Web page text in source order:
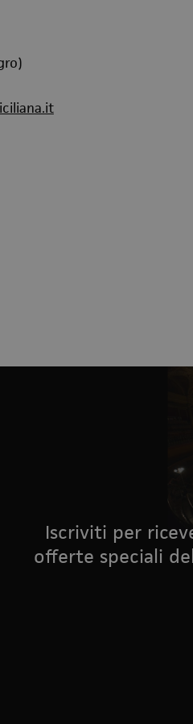
Iscriviti per
offerte speciali